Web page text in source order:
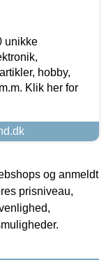
unikke
hobby,
Klik her for
og anmeldt
prisniveau,